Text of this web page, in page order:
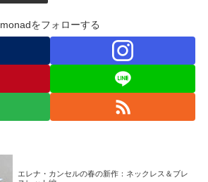
monadをフォローする
エレナ・カンセルの春の新作：ネックレス＆ブレ